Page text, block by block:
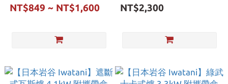
CB-BS-1 可加購收納盒
NT$849 ~ NT$1,600
盒 CB-KZ-2
NT$2,300